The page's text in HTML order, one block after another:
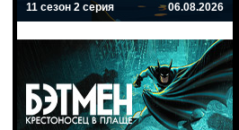
11 сезон 2 серия 06.08.2026